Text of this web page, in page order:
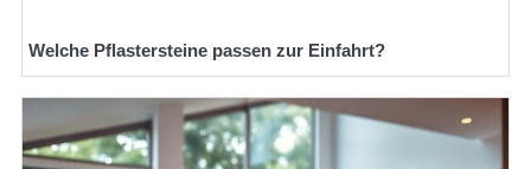
Welche Pflastersteine passen zur Einfahrt?